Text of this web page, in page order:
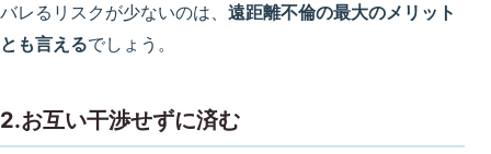
バレるリスクが少ないのは、 遠距離不倫の最大のメリット
とも言えるでしょう。
2.お互い干渉せずに済む